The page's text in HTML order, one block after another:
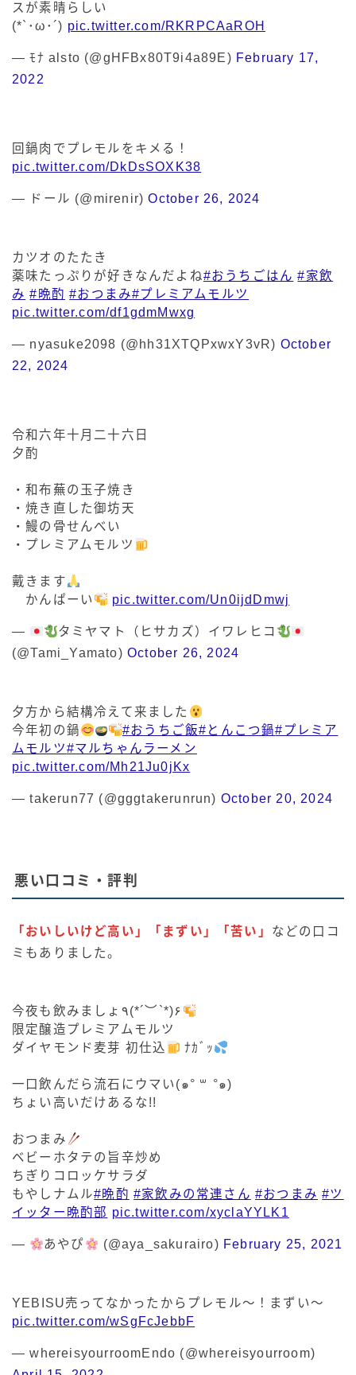
スが素晴らしい
(*`･ω･´) pic.twitter.com/RKRPCAaROH
— ﾓﾅ alsto (@gHFBx80T9i4a89E) February 17,
2022
回鍋肉でプレモルをキメる！
pic.twitter.com/DkDsSOXK38
— ドール (@mirenir)October 26, 2024
カツオのたたき
薬味たっぷりが好きなんだよね#おうちごはん #家飲
み #晩酌 #おつまみ#プレミアムモルツ
pic.twitter.com/df1gdmMwxg
— nyasuke2098 (@hh31XTQPxwxY3vR) October
22, 2024
令和六年十月二十六日
夕酌
・和布蕪の玉子焼き
・焼き直した御坊天
・鰻の骨せんべい
・プレミアムモルツ
戴きます
かんぱーい
pic.twitter.com/Un0ijdDmwj
—
タミヤマト（ヒサカズ）イワレヒコ
(@Tami_Yamato) October 26, 2024
夕方から結構冷えて来ました
今年初の鍋
#おうちご飯#とんこつ鍋#プレミア
ムモルツ#マルちゃんラーメン
pic.twitter.com/Mh21Ju0jKx
— takerun77 (@gggtakerunrun) October 20, 2024
悪い口コミ・評判
「おいしいけど高い」「まずい」「苦い」 などの口コ
ミもありました。
今夜も飲みましょ٩(*´︶`*)۶
限定醸造プレミアムモルツ
ダイヤモンド麦芽 初仕込
ﾅｶﾞｯ
一口飲んだら流石にウマい(๑° ꒳ °๑)
ちょい高いだけあるな!!
おつまみ
ベビーホタテの旨辛炒め
ちぎりコロッケサラダ
もやしナムル#晩酌 #家飲みの常連さん #おつまみ #ツ
イッター晩酌部 pic.twitter.com/xyclaYYLK1
— あやぴ (@aya_sakurairo) February 25, 2021
YEBISU売ってなかったからプレモル〜！まずい〜
pic.twitter.com/wSgFcJebbF
— whereisyourroomEndo (@whereisyourroom)